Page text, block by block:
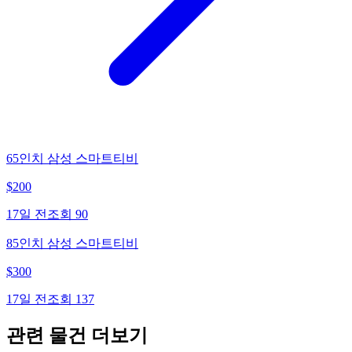
65인치 삼성 스마트티비
$200
17일 전 조회 90
85인치 삼성 스마트티비
$300
17일 전 조회 137
관련 물건 더보기